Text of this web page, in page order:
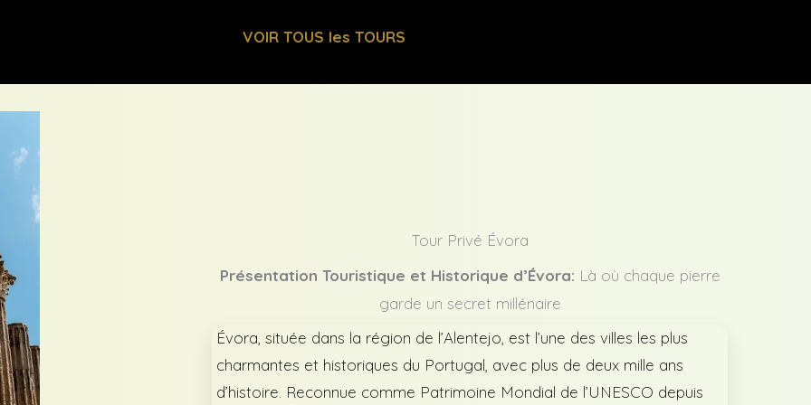
VOIR TOUS les TOURS
Tour Privé Évora
Présentation Touristique et Historique d’Évora: Là où chaque pierre
garde un secret millénaire
Évora, située dans la région de l’Alentejo, est l’une des villes les plus
charmantes et historiques du Portugal, avec plus de deux mille ans
d’histoire. Reconnue comme Patrimoine Mondial de l’UNESCO depuis